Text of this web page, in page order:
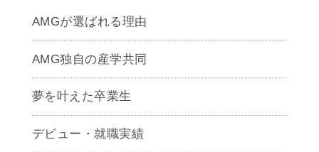
AMGが選ばれる理由
AMG独自の産学共同
夢を叶えた卒業生
デビュー・就職実績